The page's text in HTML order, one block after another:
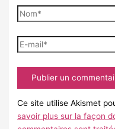
Nom*
E-
mail*
Ce site utilise Akismet
savoir plus sur la façon